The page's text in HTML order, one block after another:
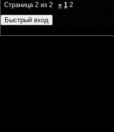
Страница 2 из 2 « 1 2